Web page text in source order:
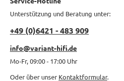
Unterstützung und Beratung unter:
+49 (0)6421 - 483 909
info@variant-hifi.de
Mo-Fr, 09:00 - 17:00 Uhr
Oder über unser Kontaktformular.